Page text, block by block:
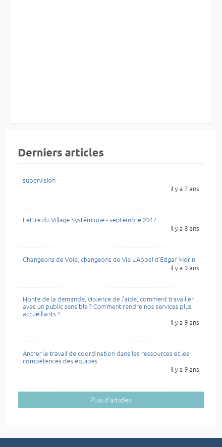
Derniers articles
supervision
il y a 7 ans
Lettre du Village Systémique - septembre 2017
il y a 8 ans
Changeons de Voie, changeons de Vie L’Appel d’Edgar Morin
il y a 9 ans
Honte de la demande, violence de l’aide, comment travailler
avec un public sensible ? Comment rendre nos services plus
accueillants ?
il y a 9 ans
Ancrer le travail de coordination dans les ressources et les
compétences des équipes
il y a 9 ans
Plus d'articles